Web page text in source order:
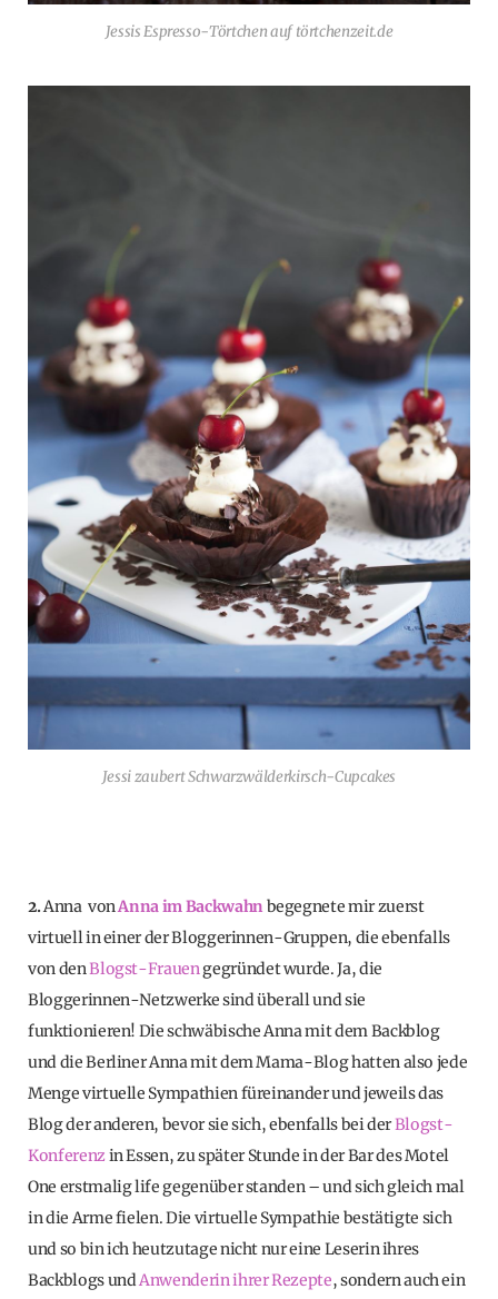
Jessis Espresso-Törtchen auf törtchenzeit.de
Jessi zaubert Schwarzwälderkirsch-Cupcakes
2.Anna vonAnna im Backwahnbegegnete mir zuerst
virtuell in einer der Bloggerinnen-Gruppen, die ebenfalls
von denBlogst-Frauengegründet wurde. Ja, die
Bloggerinnen-Netzwerke sind überall und sie
funktionieren! Die schwäbische Anna mit dem Backblog
und die Berliner Anna mit dem Mama-Blog hatten also jede
Menge virtuelle Sympathien füreinander und jeweils das
Blog der anderen, bevor sie sich, ebenfalls bei derBlogst-
Konferenzin Essen, zu später Stunde in der Bar des Motel
One erstmalig life gegenüber standen – und sich gleich mal
in die Arme fielen. Die virtuelle Sympathie bestätigte sich
und so bin ich heutzutage nicht nur eine Leserin ihres
Backblogs undAnwenderin ihrer Rezepte, sondern auch ein